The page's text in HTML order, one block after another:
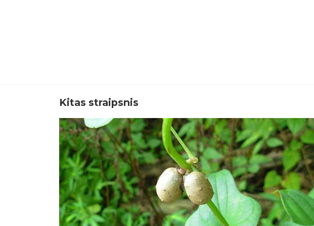
Kitas straipsnis